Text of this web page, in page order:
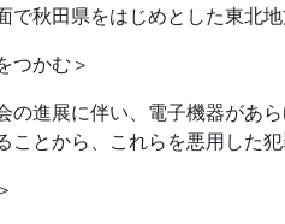
で秋田県をはじめとした東北地
つかむ＞
進展に伴い、電子機器があ
ことから、これらを悪用した